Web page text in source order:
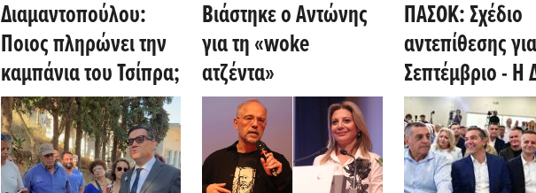
Διαμαντοπούλου:
Ποιος πληρώνει την
καμπάνια του Τσίπρα;
Βιάστηκε ο Αντώνης
για τη «woke
ατζέντα»
ΠΑΣΟΚ: Σχέδιο
αντεπίθεσης
Σεπτέμβριο - Η
οι
το μεγάλο
του